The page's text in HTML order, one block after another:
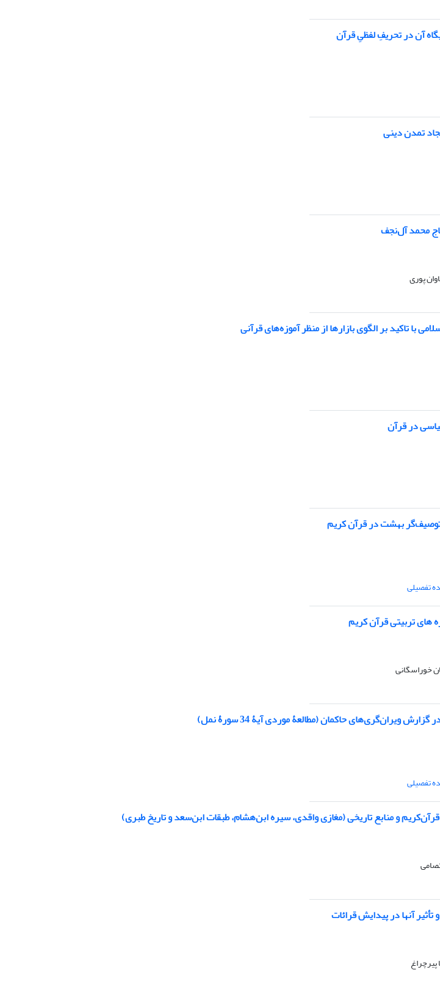
آن در تحریفِ لفظیِ قرآن
تمدن دینی
محمد آل‌نجف
پوری
با تاکید بر الگوی بازارها از منظر آموزه‌های قرآنی
در قرآن
توصیف‌گر بهشت در قرآن کریم
تفصیلی
های تربیتی قرآن کریم
خوراسگانی
ویران‌گری‌های حاکمان (مطالعۀ موردی آیۀ 34 سورۀ نمل)
تفصیلی
و منابع تاریخی (مغازی واقدی، سیره ابن‌هشام، طبقات ابن‌سعد و تاریخ طبری)
آنها در پیدایش قرائات